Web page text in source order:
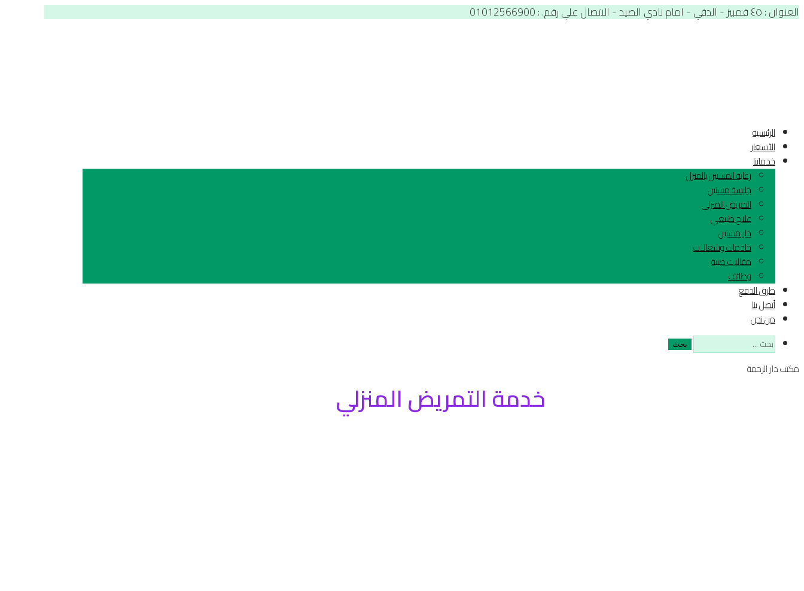
العنوان : ٤٥ قمبيز - الدقي - امام نادي الصيد - الاتصال علي رقم. : 01012566900
الرئيسية
الآسعار
خدماتنا
رعاية المسنين بالمنزل
جليسة مسنين
التمريض المنزلي
علاج طبيعي
دار مسنين
خادمات وشغالات
مقالات طبية
وظائف
طرق الدفع
أتصل بنا
من نحن
البحث
عن:
مكتب دار الرحمة
خدمة التمريض المنزلي